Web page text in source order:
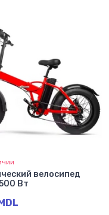
велосипед
Вт